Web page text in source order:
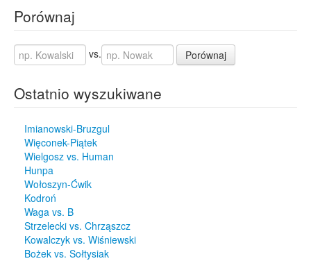
Porównaj
vs. Porównaj
Ostatnio wyszukiwane
Imianowski-Bruzgul
Więconek-Piątek
Wielgosz vs. Human
Hunpa
Wołoszyn-Ćwik
Kodroń
Waga vs. B
Strzelecki vs. Chrząszcz
Kowalczyk vs. Wiśniewski
Bożek vs. Sołtysiak